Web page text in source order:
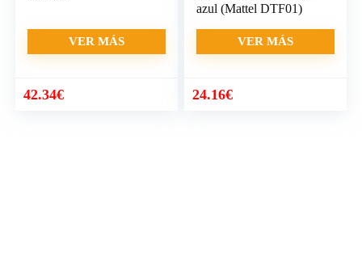
VER MÁS
42.34€
azul (Mattel DTF01)
VER MÁS
24.16€